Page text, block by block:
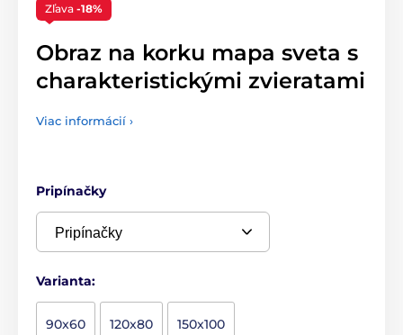
Zľava -18%
Obraz na korku mapa sveta s
charakteristickými zvieratami
Viac informácií ›
Pripínačky
Varianta:
90x60 120x80 150x100